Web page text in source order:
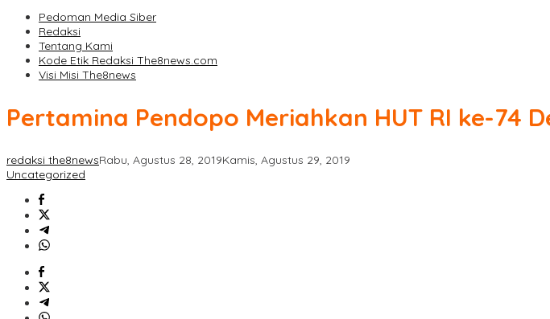
Pedoman Media Siber
Redaksi
Tentang Kami
Kode Etik Redaksi The8news.com
Visi Misi The8news
Pertamina Pendopo Meriahkan HUT RI ke-74
redaksi the8newsRabu, Agustus 28, 2019Kamis, Agustus 29, 2019
Uncategorized